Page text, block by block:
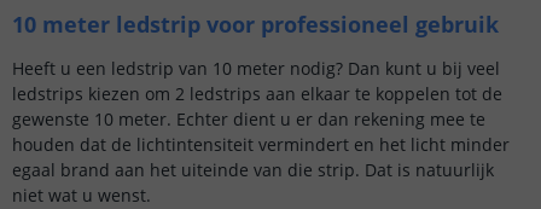
10 meter ledstrip voor professioneel gebruik
Heeft u een ledstrip van 10 meter nodig? Dan kunt u bij veel
ledstrips kiezen om 2 ledstrips aan elkaar te koppelen tot de
gewenste 10 meter. Echter dient u er dan rekening mee te
houden dat de lichtintensiteit vermindert en het licht minder
egaal brand aan het uiteinde van die strip. Dat is natuurlijk
niet wat u wenst.